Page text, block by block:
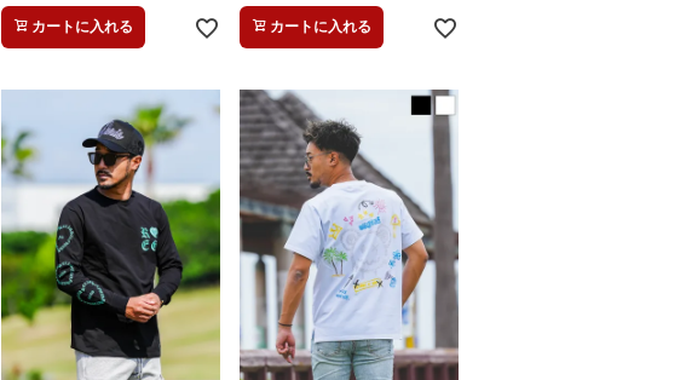
カートに入れる カートに入れる